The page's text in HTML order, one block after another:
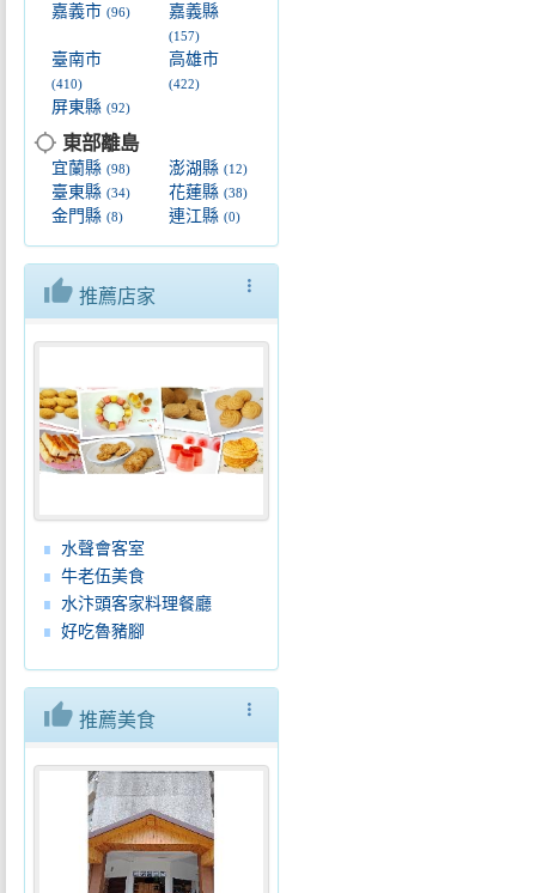
嘉義市 (96) 嘉義縣
(157)
臺南市
(410)
高雄市
(422)
屏東縣 (92)
location_searching 東部離島
宜蘭縣 (98) 澎湖縣(12)
臺東縣 (34) 花蓮縣(38)
金門縣 (8) 連江縣(0)
more_vert
thumb_up 推薦店家
水聲會客室
牛老伍美食
水汴頭客家料理餐廳
好吃魯豬腳
more_vert
thumb_up 推薦美食